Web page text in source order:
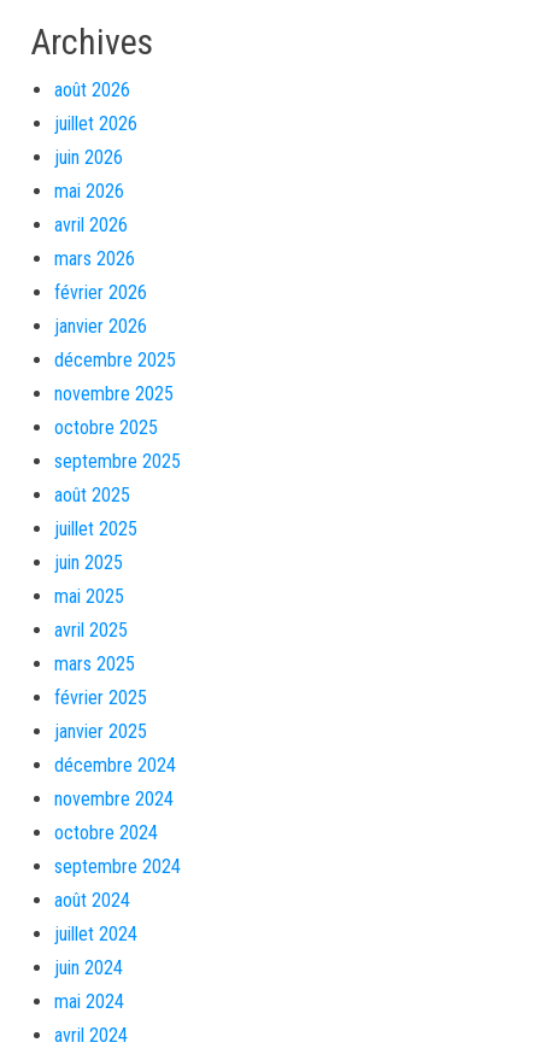
Archives
août 2026
juillet 2026
juin 2026
mai 2026
avril 2026
mars 2026
février 2026
janvier 2026
décembre 2025
novembre 2025
octobre 2025
septembre 2025
août 2025
juillet 2025
juin 2025
mai 2025
avril 2025
mars 2025
février 2025
janvier 2025
décembre 2024
novembre 2024
octobre 2024
septembre 2024
août 2024
juillet 2024
juin 2024
mai 2024
avril 2024